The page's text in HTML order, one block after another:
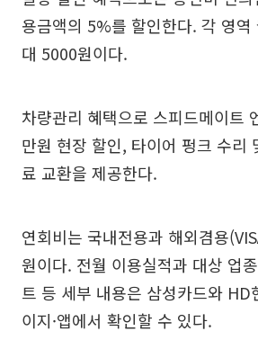
용금액의 5%를 할인한다. 각 영역
대 5000원이다.
차량관리 혜택으로 스피드메이트
만원 현장 할인, 타이어 펑크 수리
료 교환을 제공한다.
연회비는 국내전용과 해외겸용
원이다. 전월 이용실적과 대상 업
트 등 세부 내용은 삼성카드와 HD
이지·앱에서 확인할 수 있다.